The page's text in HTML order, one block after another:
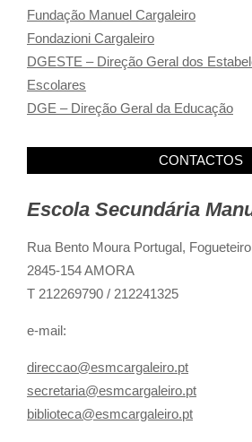
Fundação Manuel Cargaleiro
Fondazioni Cargaleiro
DGESTE – Direção Geral dos
Escolares
DGE – Direção Geral da Educação
CONTACTOS
Escola Secundária
Rua Bento Moura Portugal, Fogueteiro
2845-154 AMORA
T 212269790 / 212241325
e-mail:
direccao@esmcargaleiro.pt
secretaria@esmcargaleiro.pt
biblioteca@esmcargaleiro.pt